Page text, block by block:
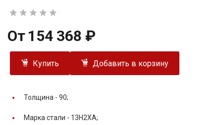
От 154 368 ₽
Купить Добавить в корзину
Толщина - 90;
Марка стали - 13Н2ХА;